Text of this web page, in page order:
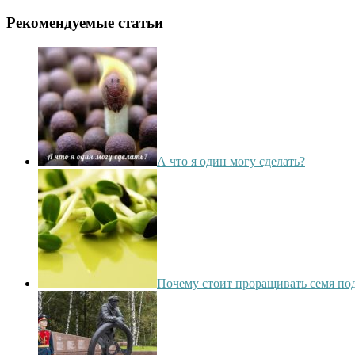
Рекомендуемые статьи
А что я один могу сделать?
Почему стоит проращивать семя